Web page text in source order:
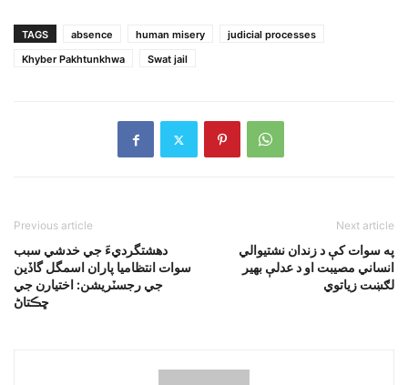
TAGS absence human misery
judicial processes
Khyber Pakhtunkhwa
Swat jail
Previous article
دهشتگرديءَ جي خدشي سبب
سوات انتظاميا پاران اسمگل گاڏين
جي رجسٽريشن: اختيارن جي
ڇڪتاڻ
Next article
په سوات کې د زندان نشتيوالي
انساني مصيبت او د عدلې بهير
لګښت زياتوي